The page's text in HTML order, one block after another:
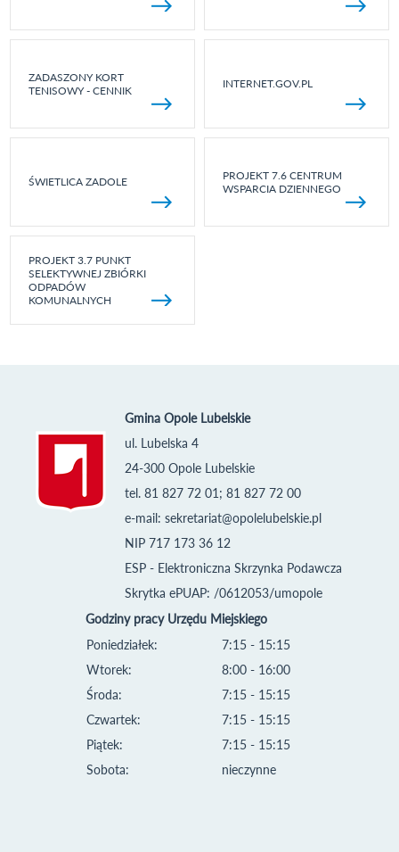
ZADASZONY KORT
TENISOWY - CENNIK
INTERNET.GOV.PL
ŚWIETLICA ZADOLE
PROJEKT 7.6 CENTRUM
WSPARCIA DZIENNEGO
PROJEKT 3.7 PUNKT
SELEKTYWNEJ ZBIÓRKI
ODPADÓW
KOMUNALNYCH
Gmina Opole Lubelskie
ul. Lubelska 4
24-300 Opole Lubelskie
tel. 81 827 72 01; 81 827 72 00
e-mail: sekretariat@opolelubelskie.pl
NIP 717 173 36 12
ESP - Elektroniczna Skrzynka Podawcza
Skrytka ePUAP: /0612053/umopole
Godziny pracy Urzędu Miejskiego
Poniedziałek:
Wtorek:
Środa:
Czwartek:
Piątek:
Sobota:
7:15 - 15:15
8:00 - 16:00
7:15 - 15:15
7:15 - 15:15
7:15 - 15:15
nieczynne